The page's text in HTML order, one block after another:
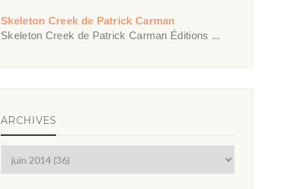
Skeleton Creek de Patrick Carman
Skeleton Creek de Patrick Carman Éditions ...
ARCHIVES